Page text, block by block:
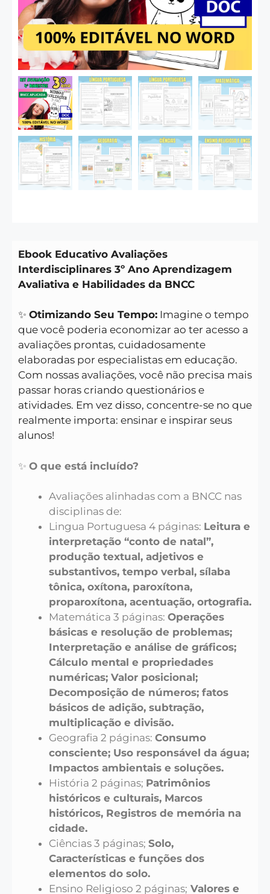
Ebook Educativo Avaliações
Interdisciplinares 3º Ano Aprendizagem
Avaliativa e Habilidades da BNCC
✨ Otimizando Seu Tempo: Imagine o tempo
que você poderia economizar ao ter acesso a
avaliações prontas, cuidadosamente
elaboradas por especialistas em educação.
Com nossas avaliações, você não precisa mais
passar horas criando questionários e
atividades. Em vez disso, concentre-se no que
realmente importa: ensinar e inspirar seus
alunos!
✨ O que está incluído?
Avaliações alinhadas com a BNCC nas
disciplinas de:
Lingua Portuguesa 4 páginas: Leitura e
interpretação “conto de natal”,
produção textual, adjetivos e
substantivos, tempo verbal, sílaba
tônica, oxítona, paroxítona,
proparoxítona, acentuação, ortografia.
Matemática 3 páginas: Operações
básicas e resolução de problemas;
Interpretação e análise de gráficos;
Cálculo mental e propriedades
numéricas; Valor posicional;
Decomposição de números; fatos
básicos de adição, subtração,
multiplicação e divisão.
Geografia 2 páginas: Consumo
consciente; Uso responsável da água;
Impactos ambientais e soluções.
História 2 páginas; Patrimônios
históricos e culturais, Marcos
históricos, Registros de memória na
cidade.
Ciências 3 páginas; Solo,
Características e funções dos
elementos do solo.
Ensino Religioso 2 páginas; Valores e